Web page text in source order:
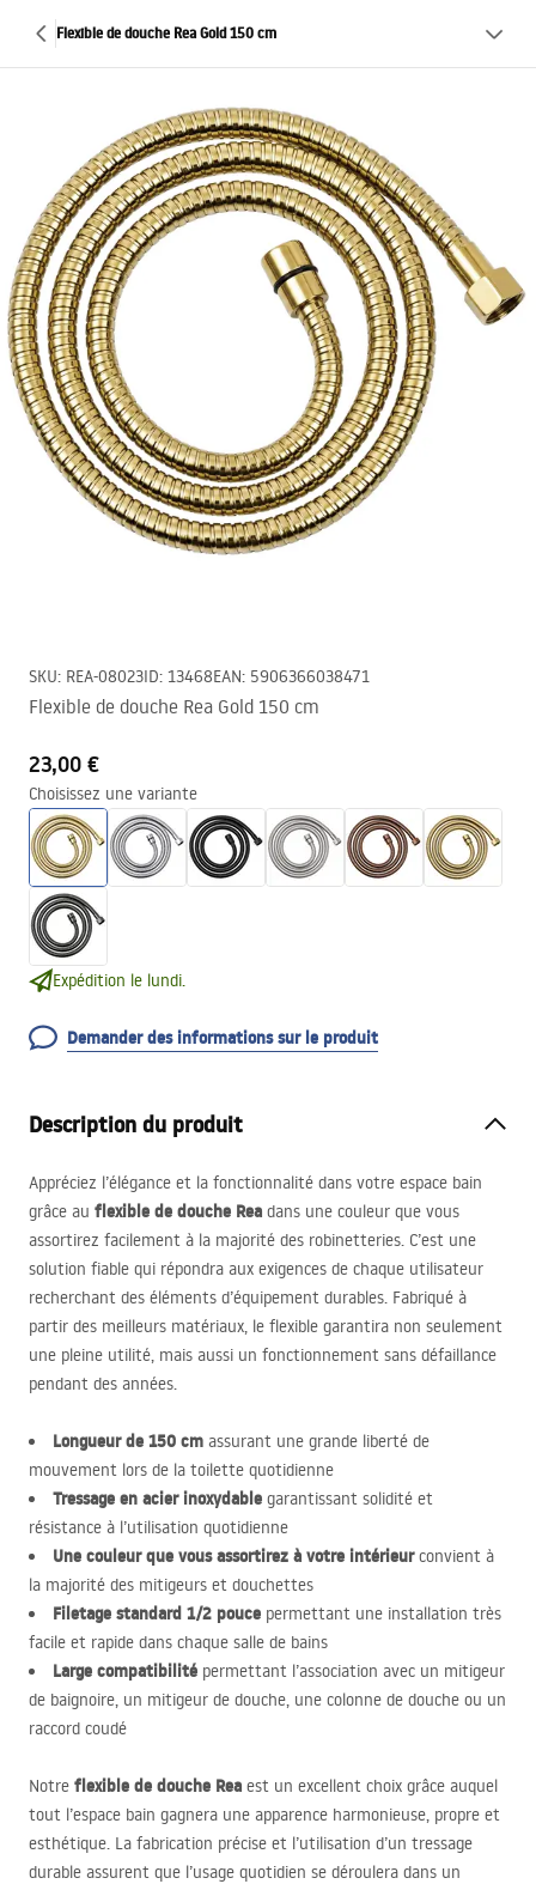
Flexible de douche Rea Gold 150 cm
SKU: REA-08023ID: 13468EAN: 5906366038471
Flexible de douche Rea Gold 150 cm
23,00 €
Choisissez une variante
Expédition le lundi.
Demander des informations sur le produit
Description du produit
Appréciez l’élégance et la fonctionnalité dans votre espace bain
grâce au flexible de douche Rea dans une couleur que vous
assortirez facilement à la majorité des robinetteries. C’est une
solution fiable qui répondra aux exigences de chaque utilisateur
recherchant des éléments d’équipement durables. Fabriqué à
partir des meilleurs matériaux, le flexible garantira non seulement
une pleine utilité, mais aussi un fonctionnement sans défaillance
pendant des années.
Longueur de 150 cm assurant une grande liberté de
mouvement lors de la toilette quotidienne
Tressage en acier inoxydable garantissant solidité et
résistance à l’utilisation quotidienne
Une couleur que vous assortirez à votre intérieurconvient à
la majorité des mitigeurs et douchettes
Filetage standard 1/2 pouce permettant une installation très
facile et rapide dans chaque salle de bains
Large compatibilité permettant l’association avec un mitigeur
de baignoire, un mitigeur de douche, une colonne de douche ou un
raccord coudé
Notre flexible de douche Rea est un excellent choix grâce auquel
tout l’espace bain gagnera une apparence harmonieuse, propre et
esthétique. La fabrication précise et l’utilisation d’un tressage
durable assurent que l’usage quotidien se déroulera dans un